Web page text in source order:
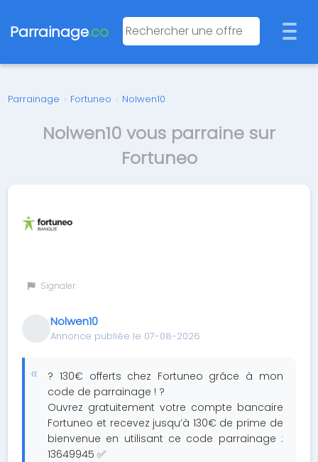
Parrainage.co
Parrainage › Fortuneo › Nolwen10
Nolwen10 vous parraine sur
Fortuneo
Signaler
Nolwen10
Annonce publiée le 07-08-2026
? 130€ offerts chez Fortuneo grâce à mon
code de parrainage ! ?
Ouvrez gratuitement votre compte bancaire
Fortuneo et recevez jusqu’à 130€ de prime de
bienvenue en utilisant ce code parrainage :
13649945 ✅